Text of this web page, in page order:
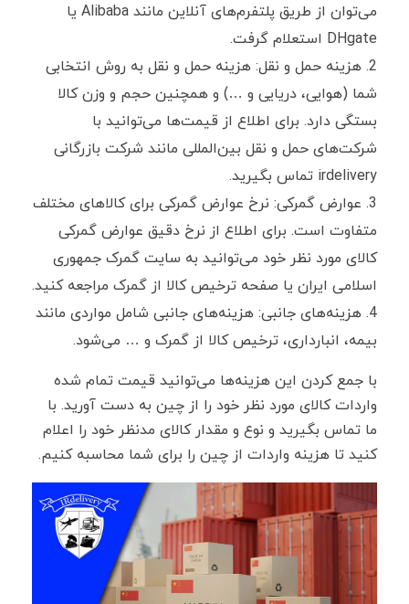
می‌توان از طریق پلتفرم‌های آنلاین مانند Alibaba یا
DHgate استعلام گرفت.
هزینه حمل و نقل: هزینه حمل و نقل به روش انتخابی
شما (هوایی، دریایی و …) و همچنین حجم و وزن کالا
بستگی دارد. برای اطلاع از قیمت‌ها می‌توانید با
شرکت‌های حمل و نقل بین‌المللی مانند شرکت بازرگانی
irdelivery تماس بگیرید.
عوارض گمرکی: نرخ عوارض گمرکی برای کالاهای مختلف
متفاوت است. برای اطلاع از نرخ دقیق عوارض گمرکی
کالای مورد نظر خود می‌توانید به سایت گمرک جمهوری
اسلامی ایران یا صفحه ترخیص کالا از گمرک مراجعه کنید.
هزینه‌های جانبی: هزینه‌های جانبی شامل مواردی مانند
بیمه، انبارداری، ترخیص کالا از گمرک و … می‌شود.
با جمع کردن این هزینه‌ها می‌توانید قیمت تمام شده
واردات کالای مورد نظر خود را از چین به دست آورید. با
ما تماس بگیرید و نوع و مقدار کالای مدنظر خود را اعلام
کنید تا هزینه واردات از چین را برای شما محاسبه کنیم.